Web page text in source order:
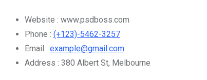
Website : www.psdboss.com
Phone : (+123)-5462-3257
Email : example@gmail.com
Address : 380 Albert St, Melbourne